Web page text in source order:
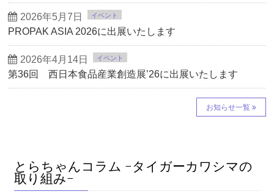
2026年5月7日 イベント
PROPAK ASIA 2026に出展いたします
2026年4月14日 イベント
第36回 西日本食品産業創造展’26に出展いたします
お知らせ一覧
とらちゃんコラム −タイガーカワシマの
取り組み−